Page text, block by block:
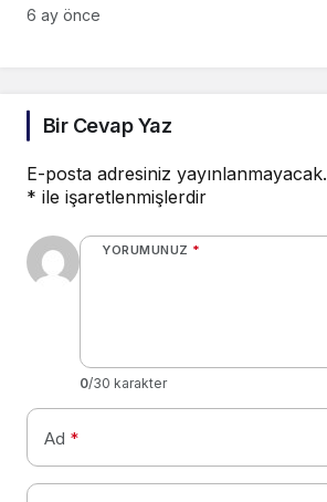
6 ay önce
Bir Cevap Yaz
E-posta adresiniz yayınlanmayacak.
* ile işaretlenmişlerdir
YORUMUNUZ *
0/30 karakter
Ad *